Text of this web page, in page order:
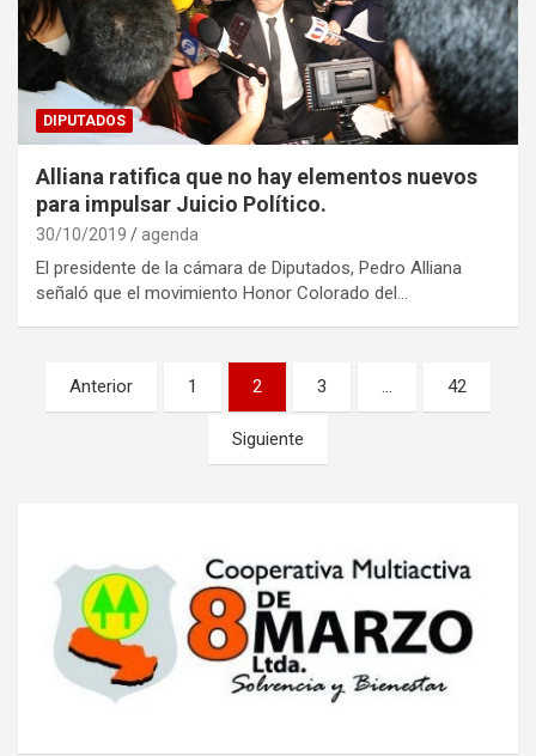
DIPUTADOS
Alliana ratifica que no hay elementos nuevos
para impulsar Juicio Político.
30/10/2019 agenda
El presidente de la cámara de Diputados, Pedro Alliana
señaló que el movimiento Honor Colorado del…
Navegación
de
Anterior 1 2 3 … 42
Siguiente